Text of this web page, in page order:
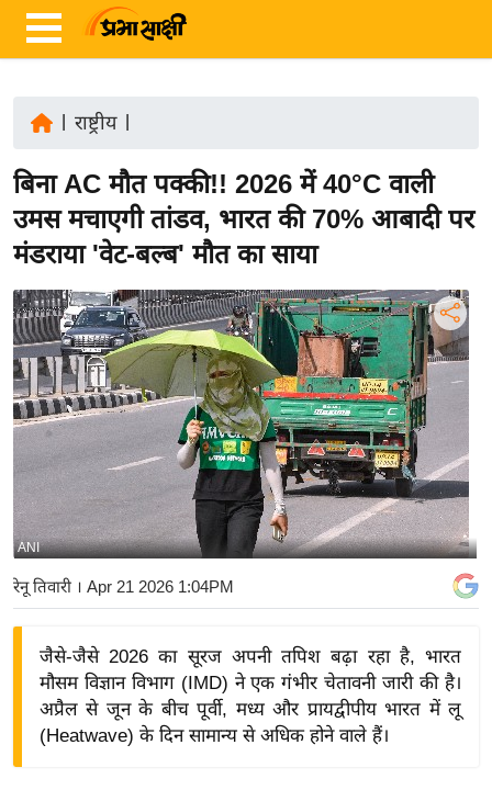
ज़ा
ख
ब
र
रा
ष्ट्री
य
अं
त
र्रा
ष्ट्री
य
बि
ज़
ने
द्यो
राष्ट्रीय|
बिना AC मौत पक्की!! 2026 में 40°C वाली
उमस मचाएगी तांडव, भारत की 70% आबादी पर
मंडराया 'वेट-बल्ब' मौत का साया
ANI
रेनू तिवारी । Apr 21 2026 1:04PM
जैसे-जैसे 2026 का सूरज अपनी तपिश बढ़ा रहा है, भारत
मौसम विज्ञान विभाग (IMD) ने एक गंभीर चेतावनी जारी की है।
अप्रैल से जून के बीच पूर्वी, मध्य और प्रायद्वीपीय भारत में लू
(Heatwave) के दिन सामान्य से अधिक होने वाले हैं।